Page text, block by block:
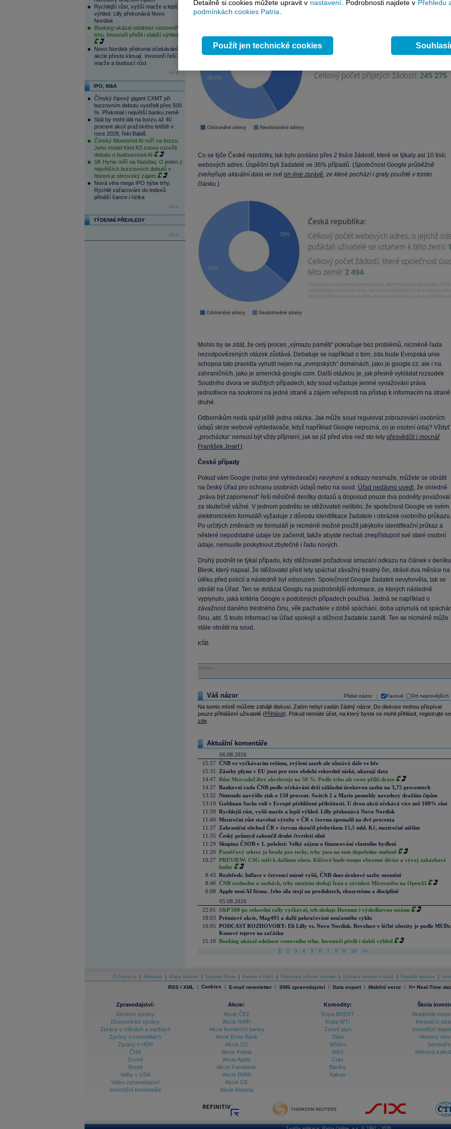
Rychlejší růst, vyšší marže a lepší
výhled. Lilly překonává Novo
Nordisk
Booking ukázal odolnost cestovního
trhu. Investoři přešli i slabší výhled
Novo Nordisk překonal očekávání,
akcie přesto klesají. Investoři řeší
marže a budoucí růst
více...
IPO, M&A
Čínský čipový gigant CXMT při
burzovním debutu vystřelil přes 500
%. Překonal i největší banku země
Stát by mohl dát na burzu až 40
procent akcií pražského letiště v
roce 2028, řekl Babiš
Čínský Moonshot AI míří na burzu.
Jeho model Kimi K3 znovu rozvířil
debatu o budoucnosti AI
SK Hynix míří na Nasdaq. O jeden z
největších burzovních debutů v
historii je obrovský zájem
Nová vlna mega IPO hýbe trhy.
Rychlé zařazování do indexů
přináší šance i rizika
více...
TÝDENNÍ PŘEHLEDY
více...
Co se týče České republiky, tak bylo podáno přes 2 tisíce žádostí, které se týkaly asi 10 tisíc
webových adres. Úspěšní byli žadatelé ve 36% případů. (Společnost Google průběžně
zveřejňuje aktuální data ve své on-line zprávě, ze které pochází i grafy použité v tomto
článku.)
Mohlo by se zdát, že celý proces „výmazu paměti“ pokračuje bez problémů, nicméně řada
nezodpovězených otázek zůstává. Debatuje se například o tom, zda bude Evropská unie
schopna tato pravidla vynutit nejen na „evropských“ doménách, jako je google.cz, ale i na
zahraničních, jako je americká google.com. Další otázkou je, jak přesně vykládat rozsudek
Soudního dvora ve složitých případech, kdy soud vyžaduje jemné vyvažování práva
jednotlivce na soukromí na jedné straně a zájem veřejnosti na přístup k informacím na straně
druhé.
Odborníkům nedá spát ještě jedna otázka. Jak může soud regulovat zobrazování osobních
údajů skrze webové vyhledavače, když například Google nepozná, co je osobní údaj? Vždyť
„procházka“ nemusí být vždy příjmení, jak se již před více než sto lety přesvědčil i mocnář
František Josef I .
České případy
Pokud vám Google (nebo jiné vyhledavače) nevyhoví a odkazy nesmaže, můžete se obrátit
na český Úřad pro ochranu osobních údajů nebo na soud. Úřad nedávno uvedl , že ohledně
„práva být zapomenut“ řeší měsíčně desítky dotazů a doposud pouze dva podněty považoval
za skutečně vážné. V jednom podnětu se stěžovateli nelíbilo, že společnost Google ve svém
elektronickém formuláři vyžaduje z důvodu identifikace žadatele i obrázek osobního průkazu.
Po určitých změnách ve formuláři je nicméně možné použít jakýkoliv identifikační průkaz a
některé nepodstatné údaje lze začernit, takže abyste nechali znepřístupnit své staré osobní
údaje, nemusíte poskytnout zbytečně i řadu nových.
Druhý podnět se týkal případu, kdy stěžovatel požadoval smazání odkazu na článek v deníku
Blesk, který napsal, že stěžovatel před lety spáchal závažný trestný čin, strávil dva měsíce na
útěku před policií a následně byl odsouzen. Společnost Google žadateli nevyhověla, tak se
obrátil na Úřad. Ten se dotázal Googlu na podrobnější informace, ze kterých následně
vyplynulo, jaká kritéria Google v podobných případech používá. Jedná se například o
závažnost daného trestného činu, věk pachatele v době spáchání, doba uplynulá od
činu, atd. S touto informací se Úřad spokojil a stížnost žadatele zamítl. Ten se nicméně může
stále obrátit na soud.
KŠB
Reklama
Přidat názor Pavouk Od nejnovějších
Váš názor
Na tomto místě můžete zahájit diskusi. Zatím nebyl zadán žádný názor. Do diskuse mohou přispívat
pouze přihlášení uživatelé (Přihlásit). Pokud nemáte účet, na který byste se mohli přihlásit, registrujte se
zde.
Aktuální komentáře
06.08.2026
15:57 ČNB ve vyčkávacím režimu, zvýšení sazeb ale zůstává dále ve hře
15:31
Zásoby plynu v EU jsou pro toto období rekordně nízké, ukazují data
14:47 Růst MercadoLibre akceleruje na 50 %. Podle trhu ale roste příliš draze
14:37 Bankovní rada ČNB podle očekávání drží základní úrokovou sazbu na 3,75 procentech
13:32 Nintendo navýšilo zisk o 150 procent. Switch 2 a Mario pomohly navzdory dražším čipům
13:19 Goldman Sachs vidí v Evropě přehlížené příležitosti. U dvou akcií očekává více než 100% růst
11:59 Rychlejší růst, vyšší marže a lepší výhled. Lilly překonává Novo Nordisk
11:40 Meziroční růst stavební výroby v ČR v červnu zpomalil na dvě procenta
11:37
Zahraniční obchod ČR v červnu skončil přebytkem 15,5 mld. Kč, meziročně nižším
11:35 Český průmysl zakončil druhé čtvrtletí silně
11:29 Skupina ČSOB v 1. pololetí: Velký zájem o financování vlastního bydlení
11:26 Paměťový sektor je brzda pro techy, trhy jsou na tom dopoledne smíšeně
10:27 PREVIEW: CSG míří k dalšímu růstu. Klíčové bude tempo obranné divize a vývoj zakázkové
knihy
8:43 Rozbřesk: Inflace v červenci mírně vyšší, ČNB dnes úrokové sazby nezmění
8:40 ČNB rozhodne o sazbách, trhy mezitím sledují Írán a závislost Microsoftu na OpenAI
6:08
Apple není AI firma. Jeho síla stojí na produktech, ekosystému a disciplíně
05.08.2026
22:01
S&P 500 po rekordní rally vyčkával, trh sleduje Hormuz i výsledkovou sezónu
18:03 Prémiové akcie, Mag495 a další pokračování současného cyklu
16:05 PODCAST ROZHOVORY: Eli Lilly vs. Novo Nordisk. Revoluce v léčbě obezity je podle MUDr.
Kunové teprve na začátku
15:18 Booking ukázal odolnost cestovního trhu. Investoři přešli i slabší výhled
1 2 3 4 5 6 7 8 9 10 >>
O Patria.cz Reklama Mapa Stránek Skupina Patria Kariéra v Patrii Podmínky užívání stránek Ochrana osobních údajů Pravidla diskuse
RSS / XML | Cookies | E-mail newsletter | SMS zpravodajství | Data export | Mobilní verze | R= Real-Time
Zpravodajství:
Akciové zprávy
Ekonomické zprávy
Zprávy o měnách a sazbách
Zprávy o komoditách
Zprávy o HDP
ČNB
Grexit
Brexit
Volby v USA
Video zpravodajství
Investiční komentáře
Akcie:
Akcie ČEZ
Akcie NWR
Akcie Komerční banka
Akcie Erste Bank
Akcie O2
Akcie Kofola
Akcie Apple
Akcie Facebook
Akcie BMW
Akcie GE
Akcie Moneta
Komodity:
Ropa BRENT
Ropa WTI
Zemní plyn
Zlato
Stříbro
Měď
Cukr
Bavlna
Kakao
Škola
Akademie
Investiční
Investiční
Akciový
Semináře
Měnová
Detailně si cookies můžete upravit v nastavení . Podrobnosti najdete v Přehledu
podmínkách cookies Patria
Použít jen technické cookies